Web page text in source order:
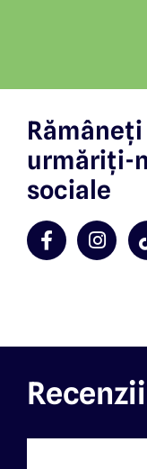
urmăriți-
sociale
Recenzii